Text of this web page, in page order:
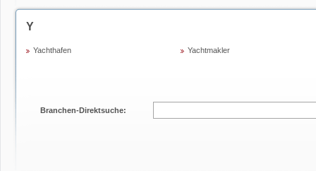
Y
Yachthafen Yachtmakler
Branchen-Direktsuche: